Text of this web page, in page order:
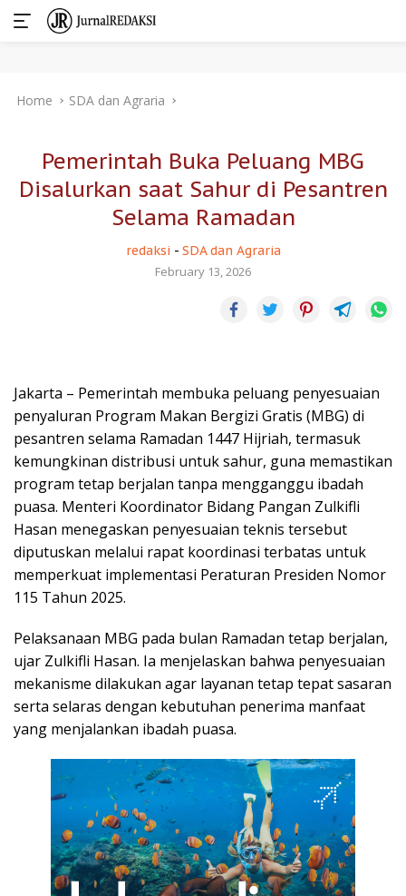
Home SDA dan Agraria
Pemerintah Buka Peluang MBG
Disalurkan saat Sahur di Pesantren
Selama Ramadan
redaksi - SDA dan Agraria
February 13, 2026
Jakarta – Pemerintah membuka peluang penyesuaian
penyaluran Program Makan Bergizi Gratis (MBG) di
pesantren selama Ramadan 1447 Hijriah, termasuk
kemungkinan distribusi untuk sahur, guna memastikan
program tetap berjalan tanpa mengganggu ibadah
puasa. Menteri Koordinator Bidang Pangan Zulkifli
Hasan menegaskan penyesuaian teknis tersebut
diputuskan melalui rapat koordinasi terbatas untuk
memperkuat implementasi Peraturan Presiden Nomor
115 Tahun 2025.
Pelaksanaan MBG pada bulan Ramadan tetap berjalan,
ujar Zulkifli Hasan. Ia menjelaskan bahwa penyesuaian
mekanisme dilakukan agar layanan tetap tepat sasaran
serta selaras dengan kebutuhan penerima manfaat
yang menjalankan ibadah puasa.